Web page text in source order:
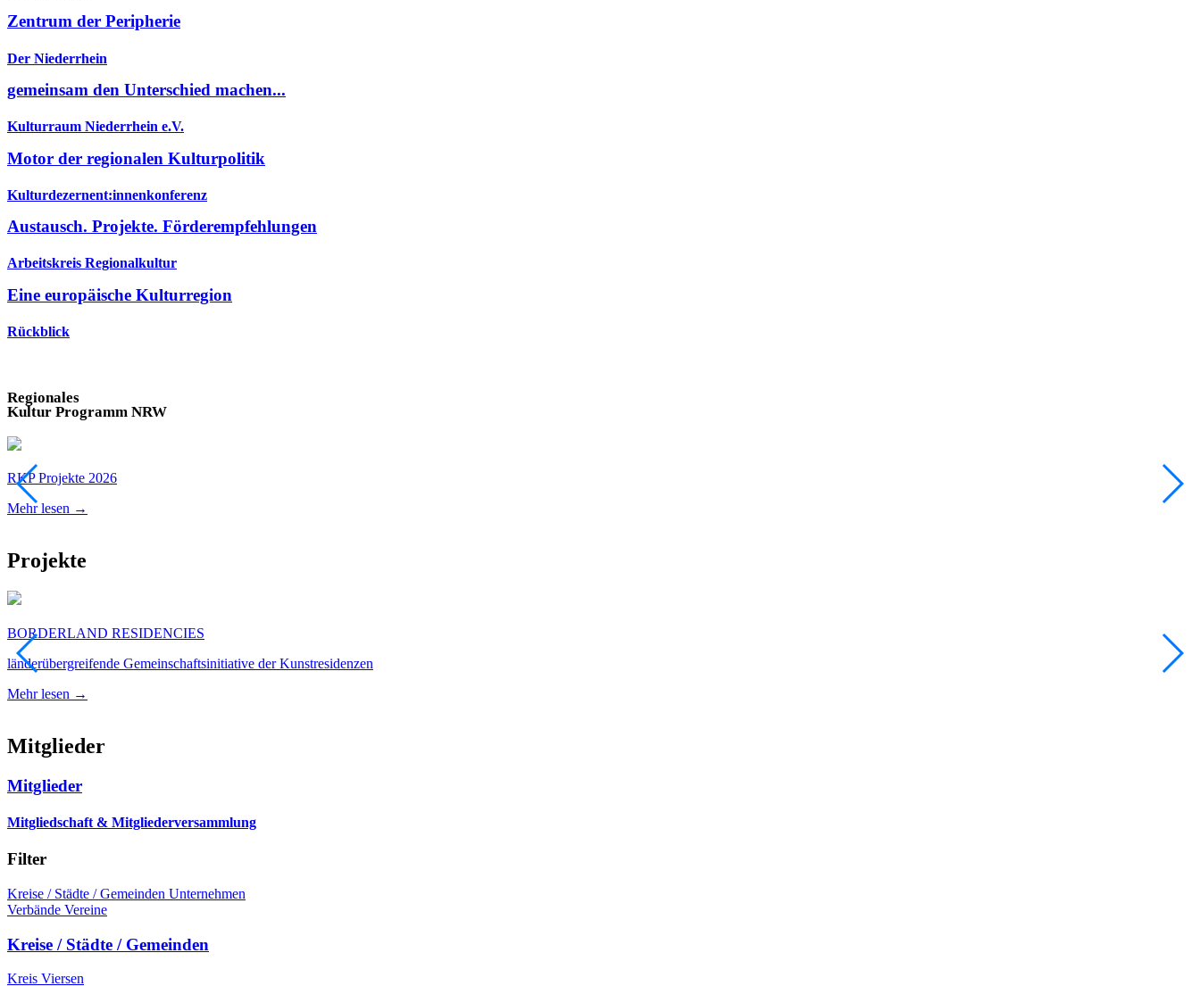
Zentrum der Peripherie
Der Niederrhein
gemeinsam den Unterschied machen...
Kulturraum Niederrhein e.V.
Motor der regionalen Kulturpolitik
Kulturdezernent:innenkonferenz
Austausch. Projekte. Förderempfehlungen
Arbeitskreis Regionalkultur
Eine europäische Kulturregion
Rückblick
Regionales
Kultur Programm NRW
RKP Projekte 2026
Mehr lesen →
Projekte
BORDERLAND RESIDENCIES
länderübergreifende Gemeinschaftsinitiative der Kunstresidenzen
Mehr lesen →
Mitglieder
Mitglieder
Mitgliedschaft & Mitgliederversammlung
Filter
Kreise / Städte / Gemeinden Unternehmen
Verbände Vereine
Kreise / Städte / Gemeinden
Kreis Viersen